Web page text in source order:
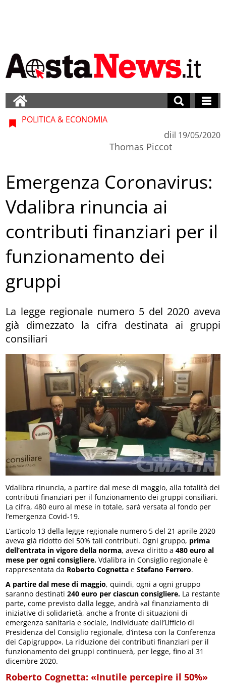
POLITICA & ECONOMIA
di
Thomas Piccot
il 19/05/2020
Emergenza Coronavirus:
Vdalibra rinuncia ai
contributi finanziari per il
funzionamento dei
gruppi
La legge regionale numero 5 del 2020 aveva
già dimezzato la cifra destinata ai gruppi
consiliari
Vdalibra rinuncia, a partire dal mese di maggio, alla totalità dei
contributi finanziari per il funzionamento dei gruppi consiliari.
La cifra, 480 euro al mese in totale, sarà versata al fondo per
l’emergenza Covid-19.
L’articolo 13 della legge regionale numero 5 del 21 aprile 2020
aveva già ridotto del 50% tali contributi. Ogni gruppo, prima
dell’entrata in vigore della norma, aveva diritto a480 euro al
mese per ogni consigliere. Vdalibra in Consiglio regionale è
rappresentata da Roberto Cognetta eStefano Ferrero.
A partire dal mese di maggio, quindi, ogni a ogni gruppo
saranno destinati240 euro per ciascun consigliere. La restante
parte, come previsto dalla legge, andrà «al finanziamento di
iniziative di solidarietà, anche a fronte di situazioni di
emergenza sanitaria e sociale, individuate dall’Ufficio di
Presidenza del Consiglio regionale, d’intesa con la Conferenza
dei Capigruppo». La riduzione dei contributi finanziari per il
funzionamento dei gruppi continuerà, per legge, fino al 31
dicembre 2020.
Roberto Cognetta: «Inutile percepire il 50%»